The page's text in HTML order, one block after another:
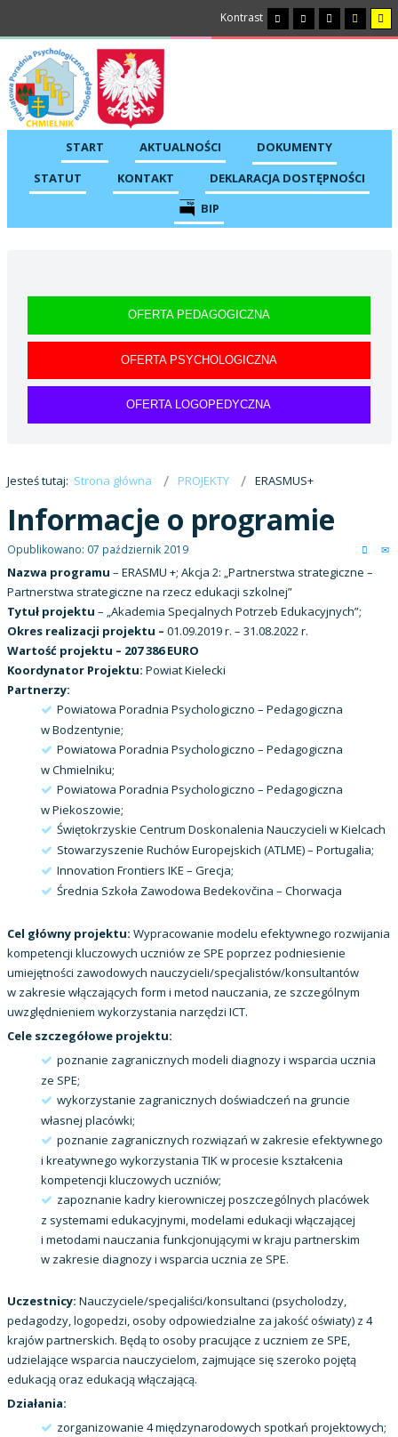
Kontrast
START AKTUALNOŚCI
DOKUMENTY
STATUT
KONTAKT
DEKLARACJA DOSTĘPNOŚCI
BIP
OFERTA PEDAGOGICZNA
OFERTA PSYCHOLOGICZNA
OFERTA LOGOPEDYCZNA
Jesteś tutaj: Strona główna PROJEKTY ERASMUS+
Informacje o programie
Opublikowano: 07 październik 2019
Nazwa programu – ERASMU +; Akcja 2: „Partnerstwa strategiczne –
Partnerstwa strategiczne na rzecz edukacji szkolnej”
Tytuł projektu – „Akademia Specjalnych Potrzeb Edukacyjnych”;
Okres realizacji projektu – 01.09.2019 r. – 31.08.2022 r.
Wartość projektu – 207 386 EURO
Koordynator Projektu: Powiat Kielecki
Partnerzy:
Powiatowa Poradnia Psychologiczno – Pedagogiczna
w Bodzentynie;
Powiatowa Poradnia Psychologiczno – Pedagogiczna
w Chmielniku;
Powiatowa Poradnia Psychologiczno – Pedagogiczna
w Piekoszowie;
Świętokrzyskie Centrum Doskonalenia Nauczycieli w Kielcach
Stowarzyszenie Ruchów Europejskich (ATLME) – Portugalia;
Innovation Frontiers IKE – Grecja;
Średnia Szkoła Zawodowa Bedekovčina – Chorwacja
Cel główny projektu: Wypracowanie modelu efektywnego rozwijania
kompetencji kluczowych uczniów ze SPE poprzez podniesienie
umiejętności zawodowych nauczycieli/specjalistów/konsultantów
w zakresie włączających form i metod nauczania, ze szczególnym
uwzględnieniem wykorzystania narzędzi ICT.
Cele szczegółowe projektu:
poznanie zagranicznych modeli diagnozy i wsparcia ucznia
ze SPE;
wykorzystanie zagranicznych doświadczeń na gruncie
własnej placówki;
poznanie zagranicznych rozwiązań w zakresie efektywnego
i kreatywnego wykorzystania TIK w procesie kształcenia
kompetencji kluczowych uczniów;
zapoznanie kadry kierowniczej poszczególnych placówek
z systemami edukacyjnymi, modelami edukacji włączającej
i metodami nauczania funkcjonującymi w kraju partnerskim
w zakresie diagnozy i wsparcia ucznia ze SPE.
Uczestnicy: Nauczyciele/specjaliści/konsultanci (psycholodzy,
pedagodzy, logopedzi, osoby odpowiedzialne za jakość oświaty) z 4
krajów partnerskich. Będą to osoby pracujące z uczniem ze SPE,
udzielające wsparcia nauczycielom, zajmujące się szeroko pojętą
edukacją oraz edukacją włączającą.
Działania:
zorganizowanie 4 międzynarodowych spotkań projektowych;